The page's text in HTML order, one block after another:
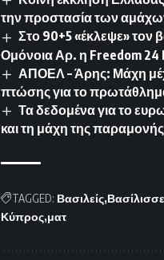
την προστασία των
Στο 90+5 «έκλεψε» τον
Ομόνοια Αρ. η Freedom 24
ΑΠΟΕΛ – Άρης: Μάχη
πτώσης για το
Τα δεδομένα για το
και τη μάχη της παραμονής
TAGGED: Βασιλείς
Κύπρος ματ